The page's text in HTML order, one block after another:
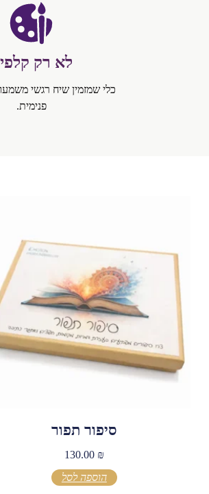
לא רק
כלי שמזמין שיח רגשי
פנימית.
סיפור תפור
130.00 ₪
הוספה לסל